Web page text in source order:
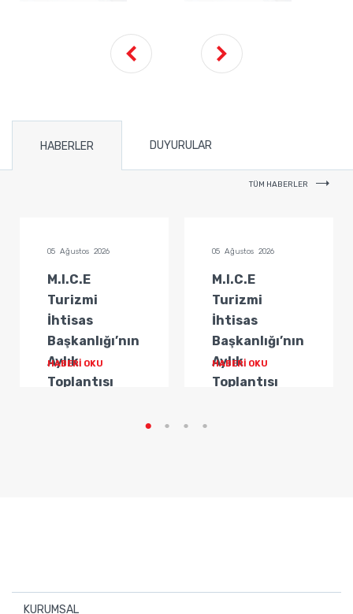
HABERLER DUYURULAR
TÜM HABERLER
05 Ağustos 2026
M.I.C.E
Turizmi
İhtisas
Başkanlığı’nın
Aylık
Toplantısı
HABERİ OKU
05 Ağustos 2026
M.I.C.E
Turizmi
İhtisas
Başkanlığı’nın
Aylık
Toplantısı
HABERİ OKU
KURUMSAL